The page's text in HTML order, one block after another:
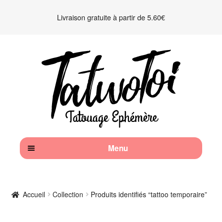
Livraison gratuite à partir de 5.60€
Menu
Accueil Collection Produits identifiés “tattoo temporaire”